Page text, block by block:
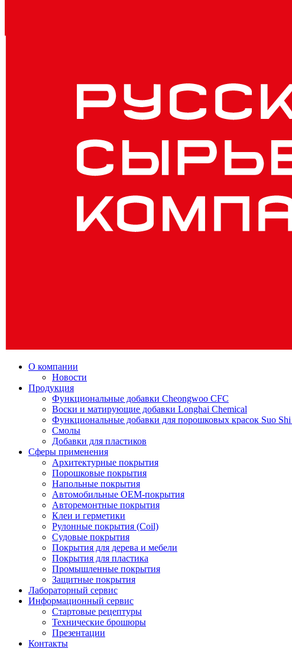
О компании
Новости
Продукция
Функциональные добавки Cheongwoo СFC
Воски и матирующие добавки Longhai Chemical
Функциональные добавки для порошковых красок Suo Shi
Смолы
Добавки для пластиков
Сферы применения
Архитектурные покрытия
Порошковые покрытия
Напольные покрытия
Автомобильные ОЕМ-покрытия
Авторемонтные покрытия
Клеи и герметики
Рулонные покрытия (Coil)
Судовые покрытия
Покрытия для дерева и мебели
Покрытия для пластика
Промышленные покрытия
Защитные покрытия
Лабораторный сервис
Информационный сервис
Стартовые рецептуры
Технические брошюры
Презентации
Контакты